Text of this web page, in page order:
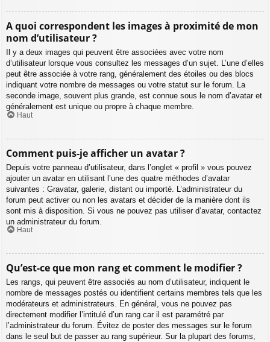
A quoi correspondent les images à proximité de mon
nom d’utilisateur ?
Il y a deux images qui peuvent être associées avec votre nom
d’utilisateur lorsque vous consultez les messages d’un sujet. L’une d’elles
peut être associée à votre rang, généralement des étoiles ou des blocs
indiquant votre nombre de messages ou votre statut sur le forum. La
seconde image, souvent plus grande, est connue sous le nom d’avatar et
généralement est unique ou propre à chaque membre.
Haut
Comment puis-je afficher un avatar ?
Depuis votre panneau d’utilisateur, dans l’onglet « profil » vous pouvez
ajouter un avatar en utilisant l’une des quatre méthodes d’avatar
suivantes : Gravatar, galerie, distant ou importé. L’administrateur du
forum peut activer ou non les avatars et décider de la manière dont ils
sont mis à disposition. Si vous ne pouvez pas utiliser d’avatar, contactez
un administrateur du forum.
Haut
Qu’est-ce que mon rang et comment le modifier ?
Les rangs, qui peuvent être associés au nom d’utilisateur, indiquent le
nombre de messages postés ou identifient certains membres tels que les
modérateurs et administrateurs. En général, vous ne pouvez pas
directement modifier l’intitulé d’un rang car il est paramétré par
l’administrateur du forum. Évitez de poster des messages sur le forum
dans le seul but de passer au rang supérieur. Sur la plupart des forums,